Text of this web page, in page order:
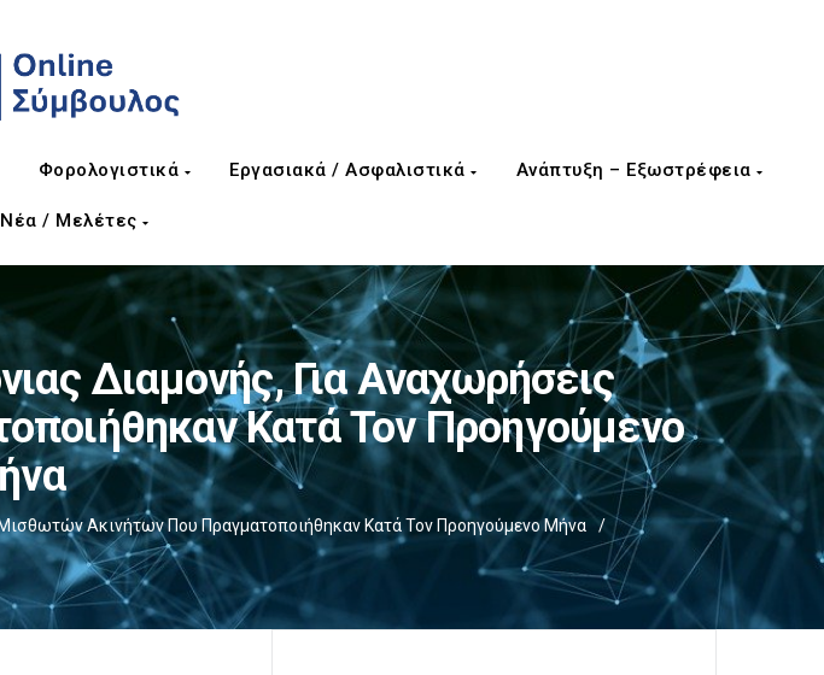
Φορολογιστικά Εργασιακά / Ασφαλιστικά Ανάπτυξη – Εξωστρέφεια
Νέα / Μελέτες
Διαμονής, Για Αναχωρήσεις
Κατά Τον Προηγούμενο
Ακινήτων Που Πραγματοποιήθηκαν Κατά Τον Προηγούμενο Μήνα /